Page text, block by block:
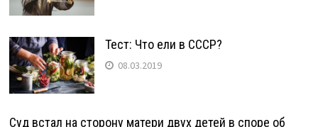
Тест: Что ели в СССР?
08.03.2019
Суд встал на сторону матери двух детей в споре об